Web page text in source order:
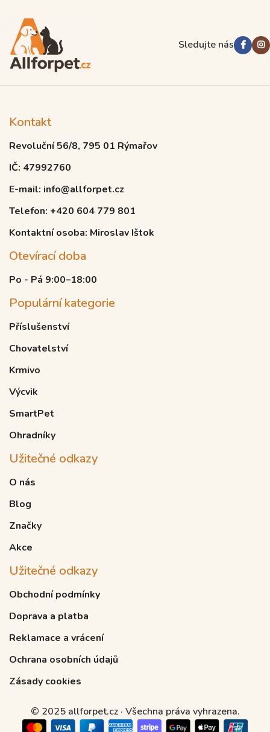
Sledujte nás
Kontakt
Revoluční 56/8, 795 01 Rýmařov
IČ: 47992760
E-mail: info@allforpet.cz
Telefon: +420 604 779 801
Kontaktní osoba: Miroslav Ištok
Otevírací doba
Po - Pá 9:00–18:00
Populární kategorie
Příslušenství
Chovatelství
Krmivo
Výcvik
SmartPet
Ohradníky
Užitečné odkazy
O nás
Blog
Značky
Akce
Užitečné odkazy
Obchodní podmínky
Doprava a platba
Reklamace a vrácení
Ochrana osobních údajů
Zásady cookies
© 2025 allforpet.cz · Všechna práva vyhrazena.